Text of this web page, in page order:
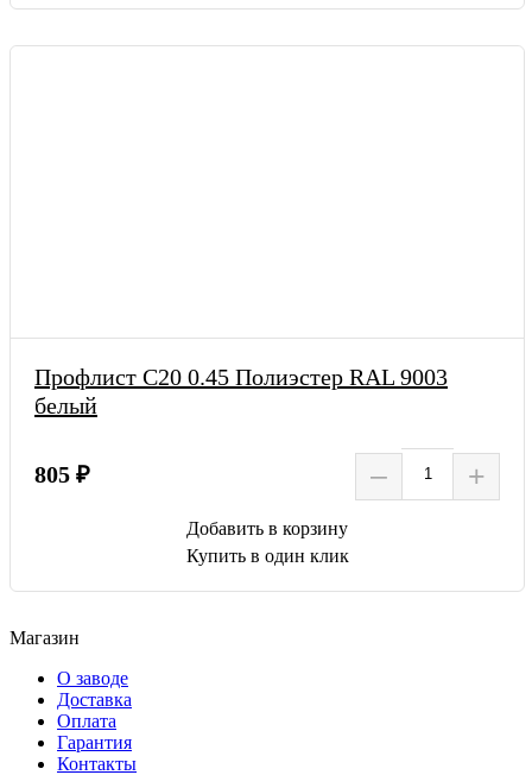
Профлист С20 0.45 Полиэстер RAL 9003
белый
805 ₽ – +
Добавить в корзину
Купить в один клик
Магазин
О заводе
Доставка
Оплата
Гарантия
Контакты